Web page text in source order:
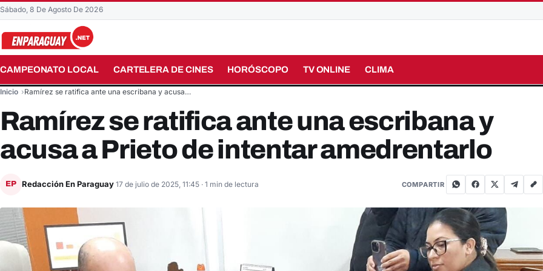
Sábado, 8 De Agosto De 2026
CAMPEONATO LOCAL CARTELERA DE CINES HORÓSCOPO TV ONLINE CLIMA
Buscar en el sitio
Inicio Ramírez se ratifica ante una escribana y acusa…
Ramírez se ratifica ante una escribana y
acusa a Prieto de intentar amedrentarlo
EP Redacción En Paraguay 17 de julio de 2025, 11:45 · 1 min de lectura COMPARTIR